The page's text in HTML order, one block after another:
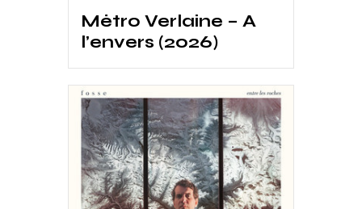
Métro Verlaine – A
l’envers (2026)